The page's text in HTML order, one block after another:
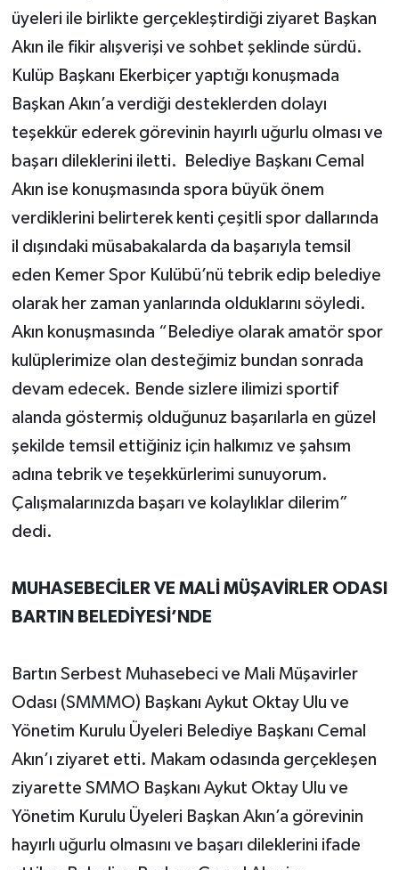
üyeleri ile birlikte gerçekleştirdiği ziyaret Başkan
Akın ile fikir alışverişi ve sohbet şeklinde sürdü.
Kulüp Başkanı Ekerbiçer yaptığı konuşmada
Başkan Akın’a verdiği desteklerden dolayı
teşekkür ederek görevinin hayırlı uğurlu olması ve
başarı dileklerini iletti. Belediye Başkanı Cemal
Akın ise konuşmasında spora büyük önem
verdiklerini belirterek kenti çeşitli spor dallarında
il dışındaki müsabakalarda da başarıyla temsil
eden Kemer Spor Kulübü’nü tebrik edip belediye
olarak her zaman yanlarında olduklarını söyledi.
Akın konuşmasında “Belediye olarak amatör spor
kulüplerimize olan desteğimiz bundan sonrada
devam edecek. Bende sizlere ilimizi sportif
alanda göstermiş olduğunuz başarılarla en güzel
şekilde temsil ettiğiniz için halkımız ve şahsım
adına tebrik ve teşekkürlerimi sunuyorum.
Çalışmalarınızda başarı ve kolaylıklar dilerim”
dedi.
MUHASEBECİLER VE MALİ MÜŞAVİRLER ODASI
BARTIN BELEDİYESİ’NDE
Bartın Serbest Muhasebeci ve Mali Müşavirler
Odası (SMMMO) Başkanı Aykut Oktay Ulu ve
Yönetim Kurulu Üyeleri Belediye Başkanı Cemal
Akın’ı ziyaret etti. Makam odasında gerçekleşen
ziyarette SMMO Başkanı Aykut Oktay Ulu ve
Yönetim Kurulu Üyeleri Başkan Akın’a görevinin
hayırlı uğurlu olmasını ve başarı dileklerini ifade